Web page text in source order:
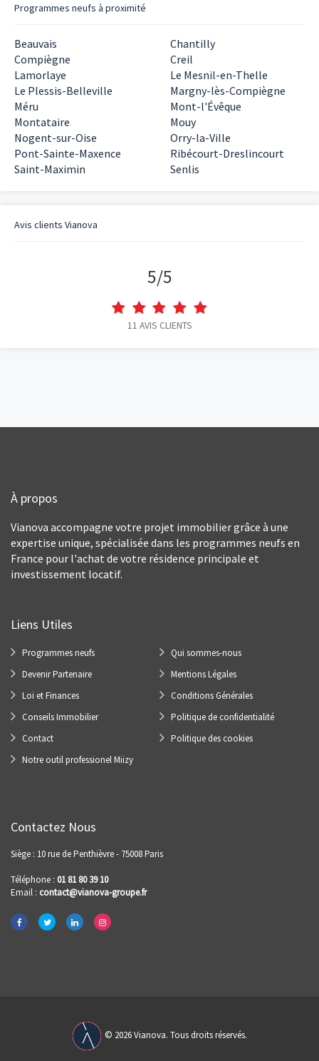
Programmes neufs à proximité
Beauvais
Chantilly
Compiègne
Creil
Lamorlaye
Le Mesnil-en-Thelle
Le Plessis-Belleville
Margny-lès-Compiègne
Méru
Mont-l'Évêque
Montataire
Mouy
Nogent-sur-Oise
Orry-la-Ville
Pont-Sainte-Maxence
Ribécourt-Dreslincourt
Saint-Maximin
Senlis
Avis clients Vianova
5/5
11 AVIS CLIENTS
À propos
Vianova accompagne votre projet immobilier grâce à une
expertise unique, spécialisée dans les programmes neufs en
France pour l'achat de votre résidence principale et
investissement locatif.
Liens Utiles
Programmes neufs
Devenir Partenaire
Loi et Finances
Conseils Immobilier
Contact
Notre outil professionel Miizy
Qui sommes-nous
Mentions Légales
Conditions Générales
Politique de confidentialité
Politique des cookies
Contactez Nous
Siège : 10 rue de Penthièvre - 75008 Paris
Téléphone : 01 81 80 39 10
Email : contact@vianova-groupe.fr
© 2026 Vianova. Tous droits réservés.